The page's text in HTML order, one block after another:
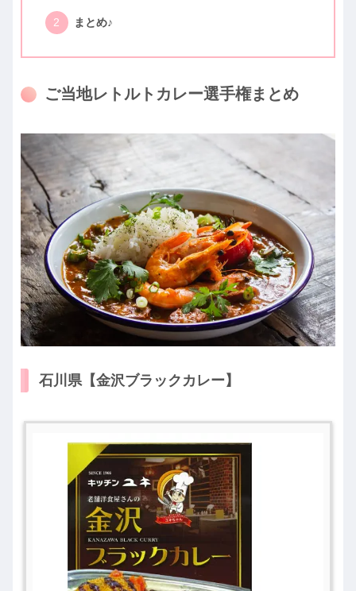
まとめ♪
ご当地レトルトカレー選手権まとめ
石川県【金沢ブラックカレー】